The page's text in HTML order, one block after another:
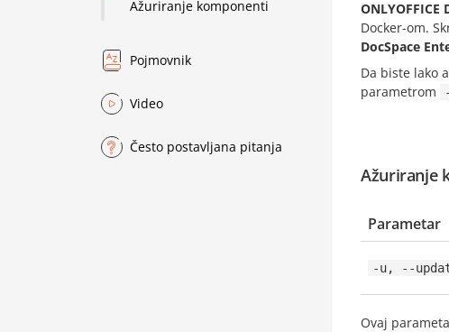
Ažuriranje komponenti
Pojmovnik
Video
Često postavljana pitanja
ONLYOFFICE
Docker-om.
DocSpace
Da biste lako
parametrom
Ažuriranje
Parametar
-u, --
Ovaj